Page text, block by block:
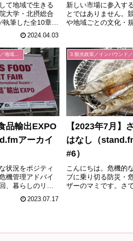
て地域で生きる
大学・北摂総合
筆した全10章か
パスが立地する
市3町（豊中市、
市、茨木市、摂
、豊能町、...
2024.04.03
新しい市場に参入す
とではありません。
や地域ごとの文化・
さまざまな障壁が立
そこで成功するため
下の要点を考慮する
ます。ここでは「
品輸出EXPO
アーカイ
状況をポジティ
機管理アドバイ
、暮らしのリス
EXPO」を見学し
2023.07.17
【2023年7月】
はなし（
#6）
こんにちは。危機的
ブに乗り切る防災・
ザーのマミです。さ
てのお話をいたし